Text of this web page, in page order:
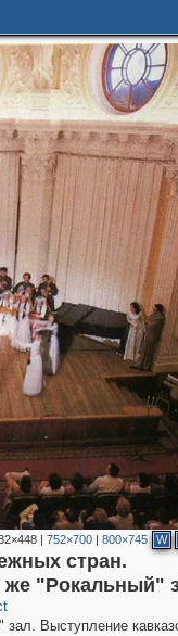
| 752×700 | 800×745 W
стран.
"Рокальный"
Выступление